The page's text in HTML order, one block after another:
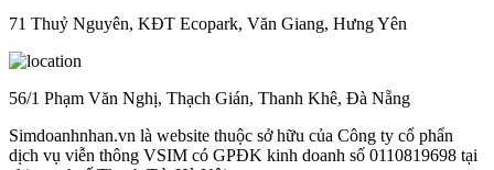
71 Thuỷ Nguyên, KĐT Ecopark, Văn Giang, Hưng Yên
56/1 Phạm Văn Nghị, Thạch Gián, Thanh Khê, Đà Nẵng
Simdoanhnhan.vn là website thuộc sở hữu của Công ty cổ phẩn
dịch vụ viễn thông VSIM có GPĐK kinh doanh số 0110819698 tại